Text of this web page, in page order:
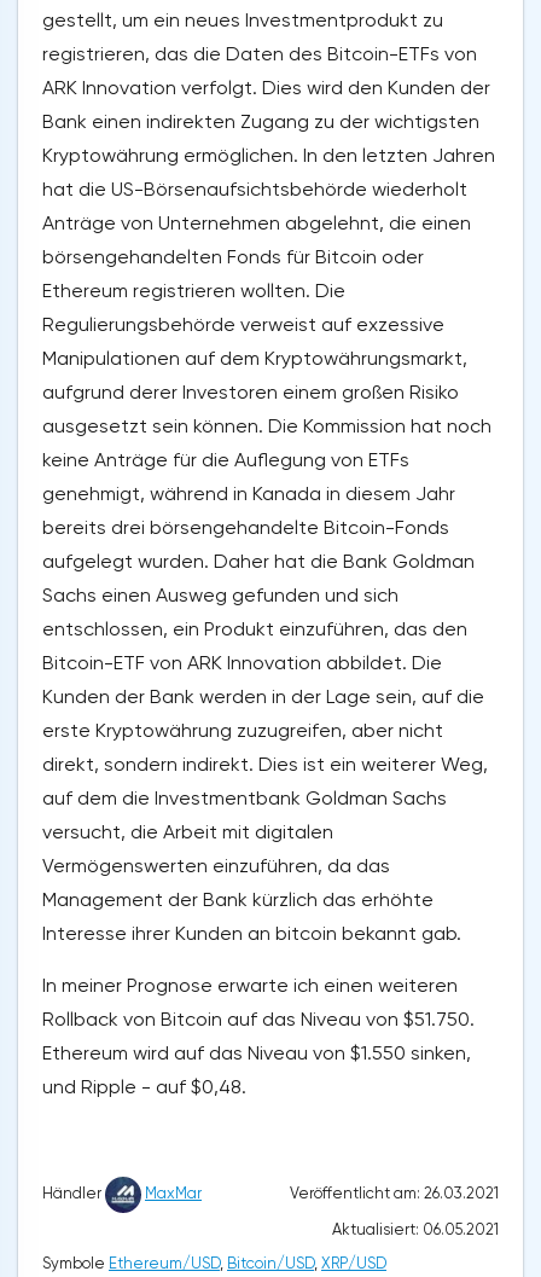
gestellt, um ein neues Investmentprodukt zu
registrieren, das die Daten des Bitcoin-ETFs von
ARK Innovation verfolgt. Dies wird den Kunden der
Bank einen indirekten Zugang zu der wichtigsten
Kryptowährung ermöglichen. In den letzten Jahren
hat die US-Börsenaufsichtsbehörde wiederholt
Anträge von Unternehmen abgelehnt, die einen
börsengehandelten Fonds für Bitcoin oder
Ethereum registrieren wollten. Die
Regulierungsbehörde verweist auf exzessive
Manipulationen auf dem Kryptowährungsmarkt,
aufgrund derer Investoren einem großen Risiko
ausgesetzt sein können. Die Kommission hat noch
keine Anträge für die Auflegung von ETFs
genehmigt, während in Kanada in diesem Jahr
bereits drei börsengehandelte Bitcoin-Fonds
aufgelegt wurden. Daher hat die Bank Goldman
Sachs einen Ausweg gefunden und sich
entschlossen, ein Produkt einzuführen, das den
Bitcoin-ETF von ARK Innovation abbildet. Die
Kunden der Bank werden in der Lage sein, auf die
erste Kryptowährung zuzugreifen, aber nicht
direkt, sondern indirekt. Dies ist ein weiterer Weg,
auf dem die Investmentbank Goldman Sachs
versucht, die Arbeit mit digitalen
Vermögenswerten einzuführen, da das
Management der Bank kürzlich das erhöhte
Interesse ihrer Kunden an bitcoin bekannt gab.
In meiner Prognose erwarte ich einen weiteren
Rollback von Bitcoin auf das Niveau von $51.750.
Ethereum wird auf das Niveau von $1.550 sinken,
und Ripple - auf $0,48.
Händler MaxMar
Veröffentlicht am: 26.03.2021
Aktualisiert: 06.05.2021
Symbole Ethereum/USD, Bitcoin/USD, XRP/USD